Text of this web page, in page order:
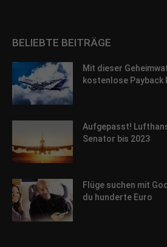
BELIEBTE BEITRÄGE
Mit dieser
kostenlose Payback
Aufgepasst!
Senator bis 2023
Flüge suchen mit
du hunderte Euro